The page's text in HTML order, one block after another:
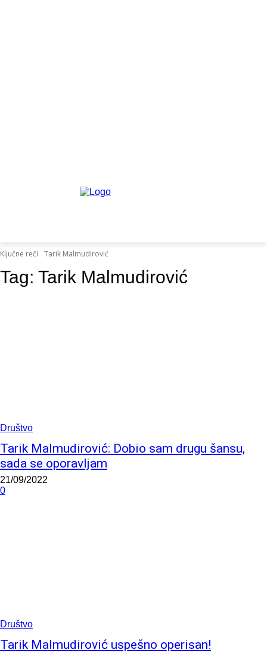
Ključne reči Tarik Malmudirović
Tag: Tarik Malmudirović
Društvo
Tarik Malmudirović: Dobio sam drugu šansu,
sada se oporavljam
21/09/2022
0
Društvo
Tarik Malmudirović uspešno operisan!